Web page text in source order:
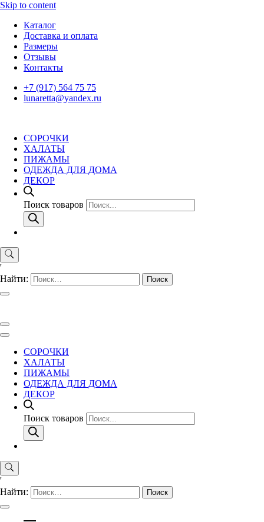
Skip to content
Каталог
Доставка и оплата
Размеры
Отзывы
Контакты
+7 (917) 564 75 75
lunaretta@yandex.ru
СОРОЧКИ
ХАЛАТЫ
ПИЖАМЫ
ОДЕЖДА ДЛЯ ДОМА
ДЕКОР
Поиск товаров
'
Найти:
СОРОЧКИ
ХАЛАТЫ
ПИЖАМЫ
ОДЕЖДА ДЛЯ ДОМА
ДЕКОР
Поиск товаров
'
Найти: